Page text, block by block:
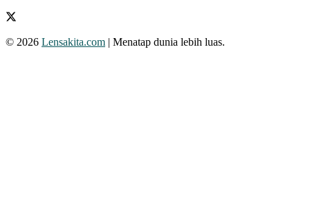
© 2026 Lensakita.com | Menatap dunia lebih luas.